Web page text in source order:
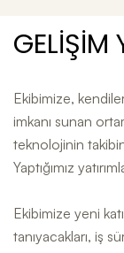
GELİŞİM
Ekibimize,
imkanı sunan
teknolojinin
Yaptığımız
Ekibimize yeni
tanıyacakları, iş